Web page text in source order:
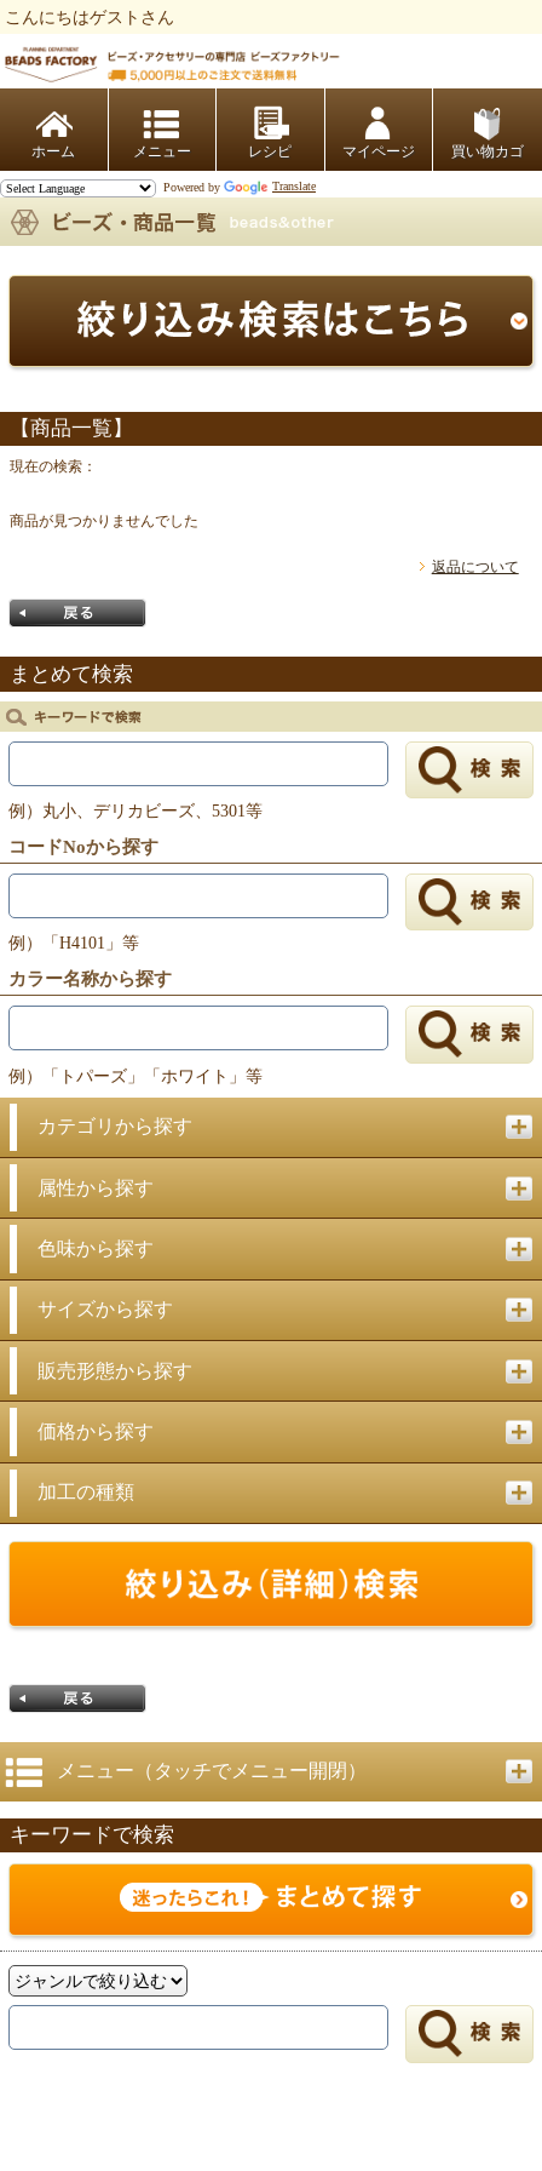
こんにちはゲストさん
ホーム レシピ マイページ 買い物カゴ
Powered by Translate
【商品一覧】
現在の検索：
商品が見つかりませんでした
返品について
戻る
まとめて検索
例）丸小、デリカビーズ、5301等
コードNoから探す
例）「H4101」等
カラー名称から探す
例）「トパーズ」「ホワイト」等
カテゴリから探す
属性から探す
色味から探す
サイズから探す
販売形態から探す
価格から探す
加工の種類
戻る
メニュー（タッチでメニュー開閉）
キーワードで検索